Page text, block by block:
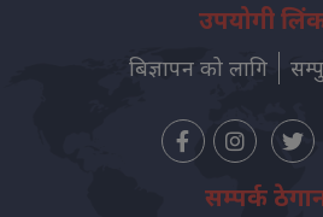
उपयोगी
बिज्ञापन को लागि
सम्पर्क